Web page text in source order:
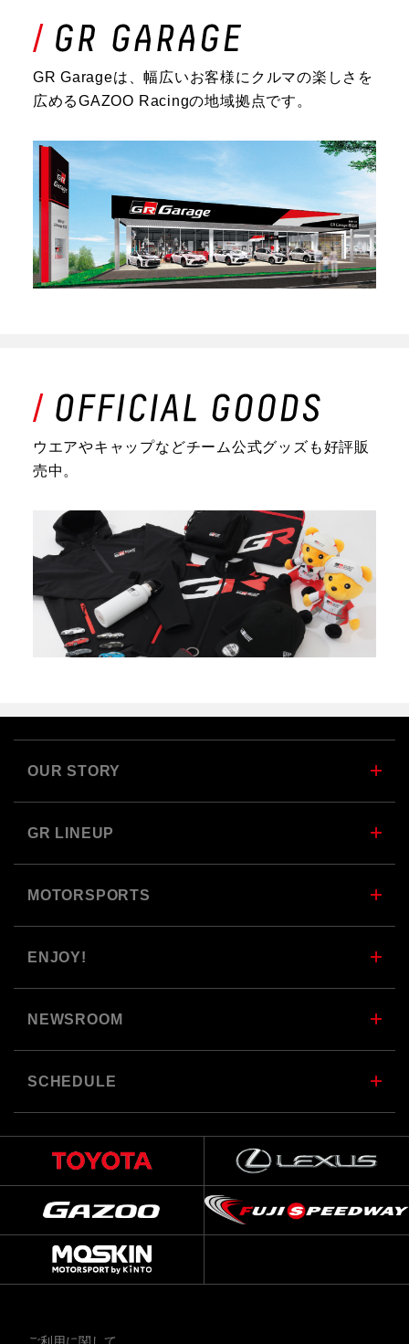
GR Garageは、幅広いお客様にクルマの楽しさを
広めるGAZOO Racingの地域拠点です。
ウエアやキャップなどチーム公式グッズも好評販
売中。
OUR STORY
GR LINEUP
MOTORSPORTS
ENJOY!
NEWSROOM
SCHEDULE
ご利用に関して